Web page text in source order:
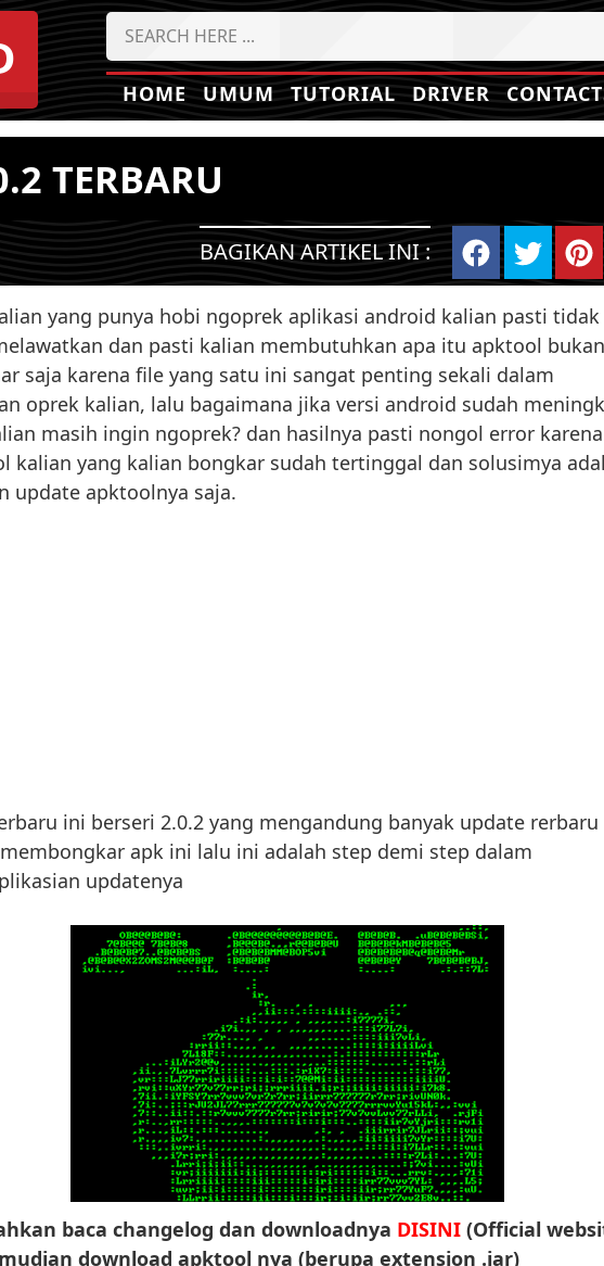
HOME UMUM TUTORIAL DRIVER
TERBARU
BAGIKAN ARTIKEL INI :
yang punya hobi ngoprek aplikasi android kalian pasti tidak
dan pasti kalian membutuhkan apa itu apktool
saja karena file yang satu ini sangat penting sekali dalam
oprek kalian, lalu bagaimana jika versi android sudah
masih ingin ngoprek? dan hasilnya pasti nongol error karena
kalian yang kalian bongkar sudah tertinggal dan solusimya
update apktoolnya saja.
ini berseri 2.0.2 yang mengandung banyak update rerbaru
apk ini lalu ini adalah step demi step dalam
updatenya
baca changelog dan downloadnya DISINI (Official
download apktool nya (berupa extension .jar)